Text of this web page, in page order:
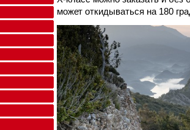
может откидываться на 180